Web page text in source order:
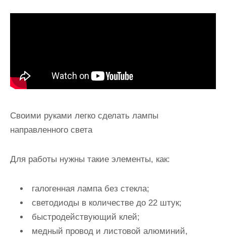
Своими руками легко сделать лампы
направленного света
Для работы нужны такие элементы, как:
галогенная лампа без стекла;
светодиоды в количестве до 22 штук;
быстродействующий клей;
медный провод и листовой алюминий,